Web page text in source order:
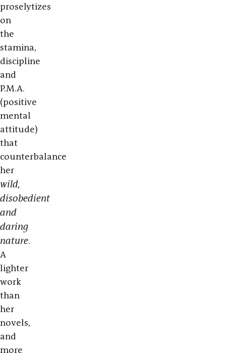
proselytizes
on
the
stamina,
discipline
and
P.M.A.
(positive
mental
attitude)
that
counterbalance
her
wild,
disobedient
and
daring
nature.
A
lighter
work
than
her
novels,
and
more